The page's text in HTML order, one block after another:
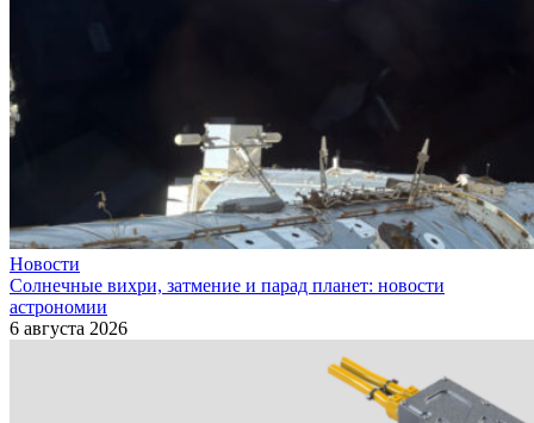
Новости
Солнечные вихри, затмение и парад планет: новости
астрономии
6 августа 2026